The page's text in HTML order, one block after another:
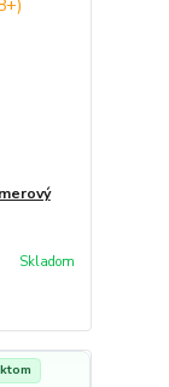
Skladom